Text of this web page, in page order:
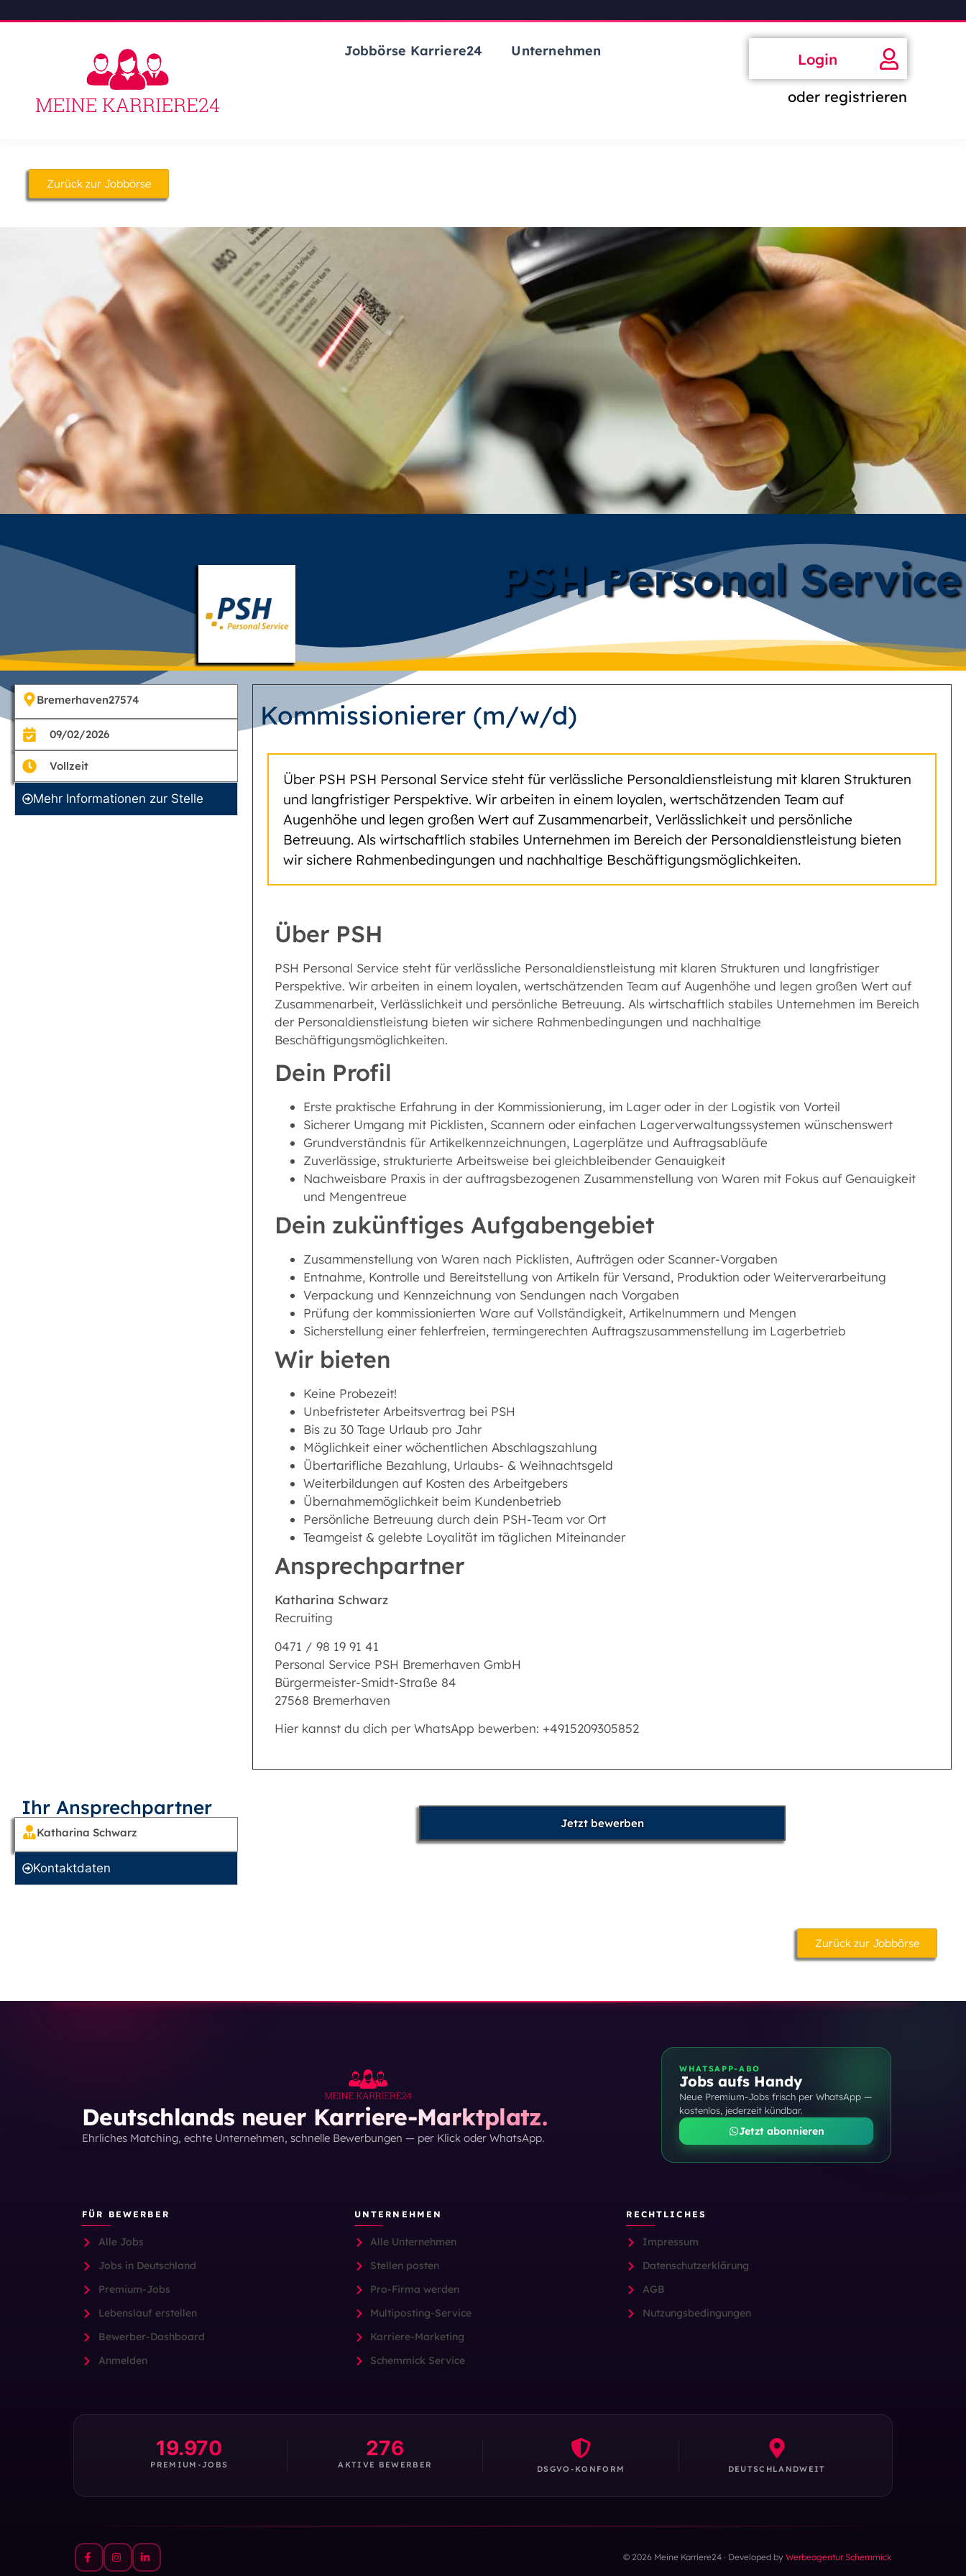
Jobbörse Karriere24 Unternehmen Login
oder registrieren
Zurück zur Jobbörse
PSH Personal Service
Bremerhaven27574
09/02/2026
Vollzeit
Mehr Informationen zur Stelle
Kommissionierer (m/w/d)
Über PSH PSH Personal Service steht für verlässliche Personaldienstleistung mit klaren Strukturen
und langfristiger Perspektive. Wir arbeiten in einem loyalen, wertschätzenden Team auf
Augenhöhe und legen großen Wert auf Zusammenarbeit, Verlässlichkeit und persönliche
Betreuung. Als wirtschaftlich stabiles Unternehmen im Bereich der Personaldienstleistung bieten
wir sichere Rahmenbedingungen und nachhaltige Beschäftigungsmöglichkeiten.
Über PSH
PSH Personal Service steht für verlässliche Personaldienstleistung mit klaren Strukturen und langfristiger
Perspektive. Wir arbeiten in einem loyalen, wertschätzenden Team auf Augenhöhe und legen großen Wert auf
Zusammenarbeit, Verlässlichkeit und persönliche Betreuung. Als wirtschaftlich stabiles Unternehmen im Bereich
der Personaldienstleistung bieten wir sichere Rahmenbedingungen und nachhaltige
Beschäftigungsmöglichkeiten.
Dein Profil
Erste praktische Erfahrung in der Kommissionierung, im Lager oder in der Logistik von Vorteil
Sicherer Umgang mit Picklisten, Scannern oder einfachen Lagerverwaltungssystemen wünschenswert
Grundverständnis für Artikelkennzeichnungen, Lagerplätze und Auftragsabläufe
Zuverlässige, strukturierte Arbeitsweise bei gleichbleibender Genauigkeit
Nachweisbare Praxis in der auftragsbezogenen Zusammenstellung von Waren mit Fokus auf Genauigkeit
und Mengentreue
Dein zukünftiges Aufgabengebiet
Zusammenstellung von Waren nach Picklisten, Aufträgen oder Scanner-Vorgaben
Entnahme, Kontrolle und Bereitstellung von Artikeln für Versand, Produktion oder Weiterverarbeitung
Verpackung und Kennzeichnung von Sendungen nach Vorgaben
Prüfung der kommissionierten Ware auf Vollständigkeit, Artikelnummern und Mengen
Sicherstellung einer fehlerfreien, termingerechten Auftragszusammenstellung im Lagerbetrieb
Wir bieten
Keine Probezeit!
Unbefristeter Arbeitsvertrag bei PSH
Bis zu 30 Tage Urlaub pro Jahr
Möglichkeit einer wöchentlichen Abschlagszahlung
Übertarifliche Bezahlung, Urlaubs- & Weihnachtsgeld
Weiterbildungen auf Kosten des Arbeitgebers
Übernahmemöglichkeit beim Kundenbetrieb
Persönliche Betreuung durch dein PSH-Team vor Ort
Teamgeist & gelebte Loyalität im täglichen Miteinander
Ansprechpartner
Katharina Schwarz
Recruiting
0471 / 98 19 91 41
Personal Service PSH Bremerhaven GmbH
Bürgermeister-Smidt-Straße 84
27568 Bremerhaven
Hier kannst du dich per WhatsApp bewerben: +4915209305852
Ihr Ansprechpartner
Katharina Schwarz
Kontakt­daten
Jetzt bewerben
Zurück zur Jobbörse
Deutschlands neuer Karriere-Marktplatz.
Ehrliches Matching, echte Unternehmen, schnelle Bewerbungen — per Klick oder WhatsApp.
WHATSAPP-ABO
Jobs aufs Handy
Neue Premium-Jobs frisch per WhatsApp —
kostenlos, jederzeit kündbar.
Jetzt abonnieren
FÜR BEWERBER
Alle Jobs
Jobs in Deutschland
Premium-Jobs
Lebenslauf erstellen
Bewerber-Dashboard
Anmelden
UNTERNEHMEN
Alle Unternehmen
Stellen posten
Pro-Firma werden
Multiposting-Service
Karriere-Marketing
Schemmick Service
RECHTLICHES
Impressum
Datenschutzerklärung
AGB
Nutzungsbedingungen
19.970
PREMIUM-JOBS
276
AKTIVE BEWERBER DSGVO-KONFORM DEUTSCHLANDWEIT
© 2026 Meine Karriere24 · Developed by Werbeagentur Schemmick